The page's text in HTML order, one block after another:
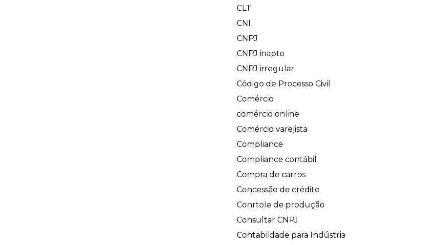
CLT
CNI
CNPJ
CNPJ inapto
CNPJ irregular
Código de Processo Civil
Comércio
comércio online
Comércio varejista
Compliance
Compliance contábil
Compra de carros
Concessão de crédito
Conrtole de produção
Consultar CNPJ
Contabildade para Indústria